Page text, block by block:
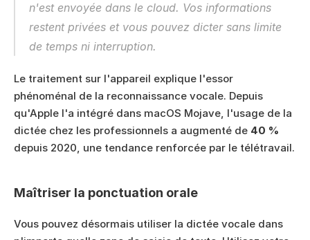
n'est envoyée dans le cloud. Vos informations
restent privées et vous pouvez dicter sans limite
de temps ni interruption.
Le traitement sur l'appareil explique l'essor
phénoménal de la reconnaissance vocale. Depuis
qu'Apple l'a intégré dans macOS Mojave, l'usage de la
dictée chez les professionnels a augmenté de 40 %
depuis 2020, une tendance renforcée par le télétravail.
Maîtriser la ponctuation orale
Vous pouvez désormais utiliser la dictée vocale dans